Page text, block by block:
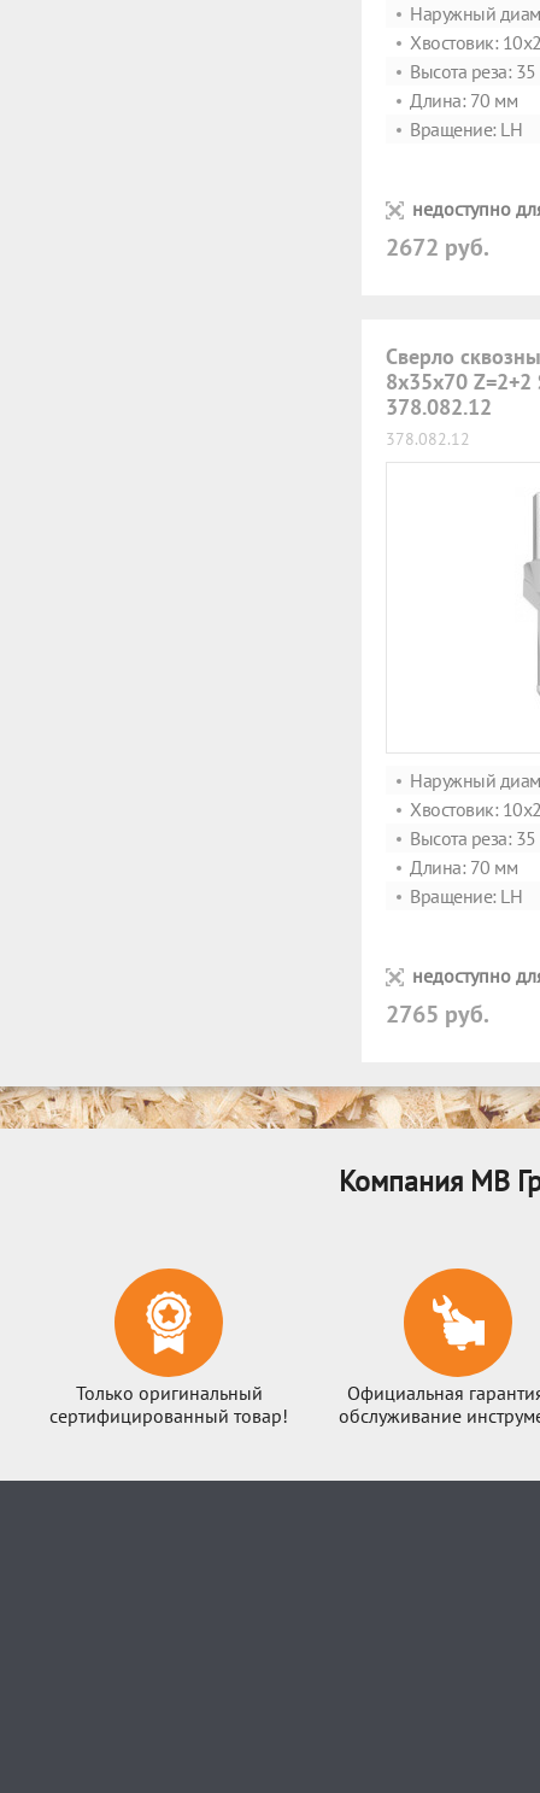
Наружный
Хвостовик:
Высота реза:
Длина: 70 мм
Вращение: LH
недоступно
2672 руб.
Сверло
8x35x70 Z=2+2
378.082.12
378.082.12
Наружный
Хвостовик:
Высота реза:
Длина: 70 мм
Вращение: LH
недоступно
2765 руб.
Компания МВ
Только оригинальный
сертифицированный товар!
Официальная
обслуживание